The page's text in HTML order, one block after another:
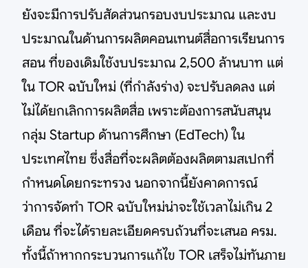
ยังจะมีการปรับสัดส่วนกรอบงบประมาณ และงบ
ประมาณในด้านการผลิตคอนเทนต์สื่อการเรียนการ
สอน ที่ของเดิมใช้งบประมาณ 2,500 ล้านบาท แต่
ใน TOR ฉบับใหม่ (ที่กำลังร่าง) จะปรับลดลง แต่
ไม่ได้ยกเลิกการผลิตสื่อ เพราะต้องการสนับสนุน
กลุ่ม Startup ด้านการศึกษา (EdTech) ใน
ประเทศไทย ซึ่งสื่อที่จะผลิตต้องผลิตตามสเปกที่
กำหนดโดยกระทรวง นอกจากนี้ยังคาดการณ์
ว่าการจัดทำ TOR ฉบับใหม่น่าจะใช้เวลาไม่เกิน 2
เดือน ที่จะได้รายละเอียดครบถ้วนที่จะเสนอ ครม.
ทั้งนี้ถ้าหากกระบวนการแก้ไข TOR เสร็จไม่ทันภาย